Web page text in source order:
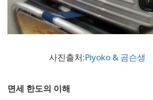
사진출처:Piyoko & 곰슨생
면세 한도의 이해